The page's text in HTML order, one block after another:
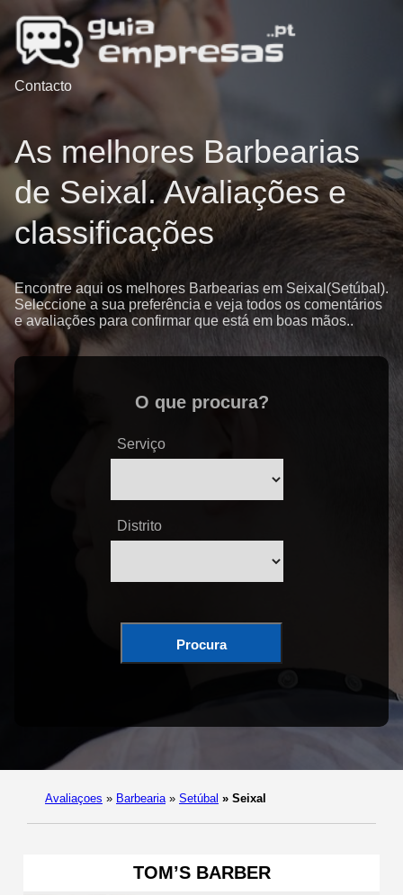
Contacto
As melhores Barbearias
de Seixal. Avaliações e
classificações
Encontre aqui os melhores Barbearias em Seixal(Setúbal).
Seleccione a sua preferência e veja todos os comentários
e avaliações para confirmar que está em boas mãos..
O que procura?
Serviço
Distrito
Procura
Avaliaçoes » Barbearia » Setúbal » Seixal
TOM’S BARBER